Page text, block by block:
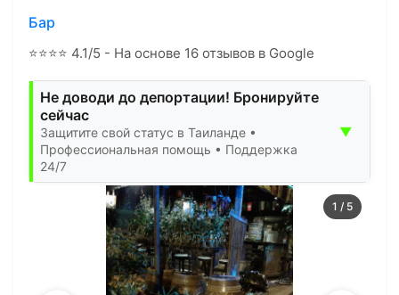
Бар
⭐⭐⭐⭐ 4.1/5 - На основе 16 отзывов в Google
Не доводи до депортации! Бронируйте
сейчас
Защитите свой статус в Таиланде •
Профессиональная помощь • Поддержка
24/7
▼
1 / 5